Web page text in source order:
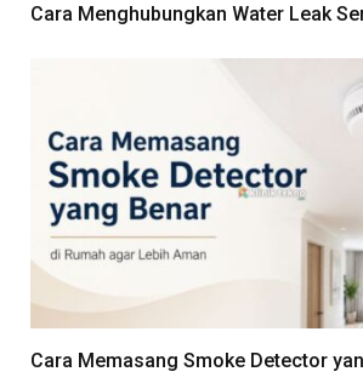
Cara Menghubungkan Water Leak
Cara Memasang Smoke Detector